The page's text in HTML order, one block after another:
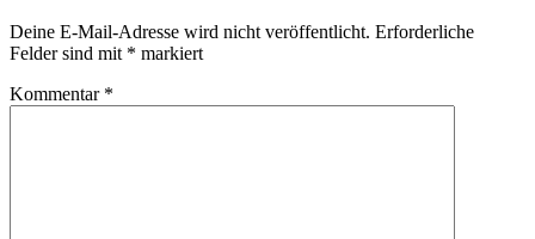
Deine E-Mail-Adresse wird nicht veröffentlicht. Erforderliche
Felder sind mit * markiert
Kommentar *